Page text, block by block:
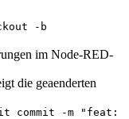
-b
im Node-RED-
die geaenderten
commit -m "feat: